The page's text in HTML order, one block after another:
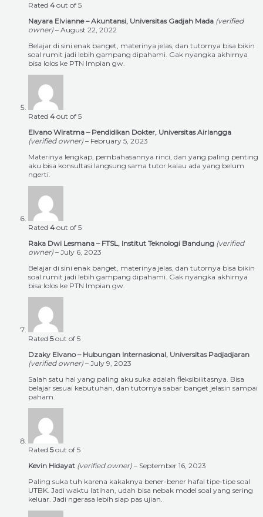
Rated 4 out of 5
Nayara Elvianne – Akuntansi, Universitas Gadjah Mada (verified
owner) – August 22, 2022
Belajar di sini enak banget, materinya jelas, dan tutornya bisa bikin
soal rumit jadi lebih gampang dipahami. Gak nyangka akhirnya
bisa lolos ke PTN Impian gw.
Rated 4 out of 5
Elvano Wiratma – Pendidikan Dokter, Universitas Airlangga
(verified owner) – February 5, 2023
Materinya lengkap, pembahasannya rinci, dan yang paling penting
aku bisa konsultasi langsung sama tutor kalau ada yang belum
ngerti.
Rated 4 out of 5
Raka Dwi Lesmana – FTSL, Institut Teknologi Bandung (verified
owner) – July 6, 2023
Belajar di sini enak banget, materinya jelas, dan tutornya bisa bikin
soal rumit jadi lebih gampang dipahami. Gak nyangka akhirnya
bisa lolos ke PTN Impian gw.
Rated 5out of 5
Dzaky Elvano – Hubungan Internasional, Universitas Padjadjaran
(verified owner) – July 9, 2023
Salah satu hal yang paling aku suka adalah fleksibilitasnya. Bisa
belajar sesuai kebutuhan, dan tutornya sabar banget jelasin sampai
paham.
Rated 5out of 5
Kevin Hidayat (verified owner) – September 16, 2023
Paling suka tuh karena kakaknya bener-bener hafal tipe-tipe soal
UTBK. Jadi waktu latihan, udah bisa nebak model soal yang sering
keluar. Jadi ngerasa lebih siap pas ujian.